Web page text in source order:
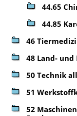
44.65
44.85
46
48 Land-
50 Technik
51
52